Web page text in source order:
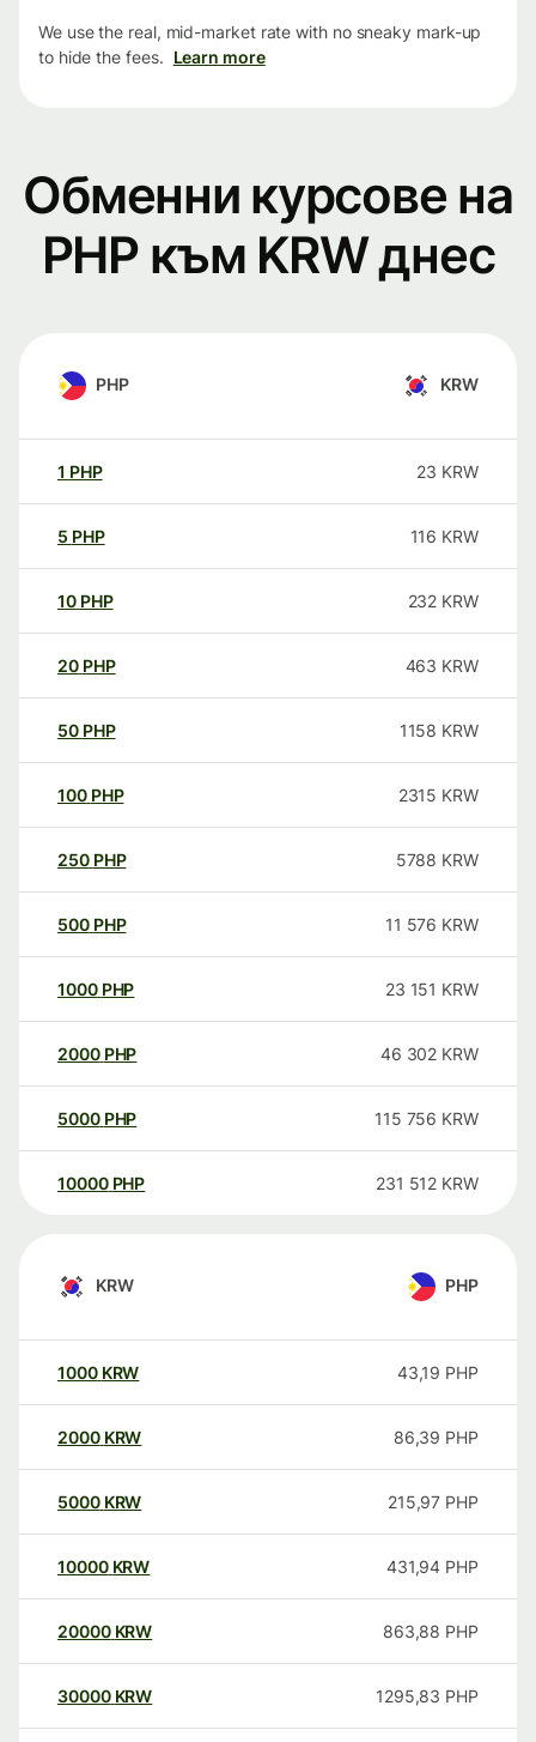
We use the real, mid-market rate with no sneaky mark-up
to hide the fees. Learn more
Обменни курсове на
PHP към KRW днес
PHP KRW
1 PHP 23 KRW
5 PHP 116 KRW
10 PHP 232 KRW
20 PHP 463 KRW
50 PHP 1158 KRW
100 PHP 2315 KRW
250 PHP 5788 KRW
500 PHP 11 576 KRW
1000 PHP 23 151 KRW
2000 PHP 46 302 KRW
5000 PHP 115 756 KRW
10000 PHP 231 512 KRW
KRW PHP
1000 KRW 43,19 PHP
2000 KRW 86,39 PHP
5000 KRW 215,97 PHP
10000 KRW 431,94 PHP
20000 KRW 863,88 PHP
30000 KRW 1295,83 PHP